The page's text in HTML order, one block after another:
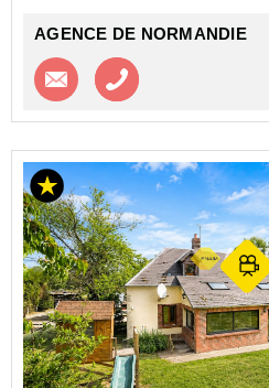
AGENCE DE NORMANDIE
Contacter l'agence